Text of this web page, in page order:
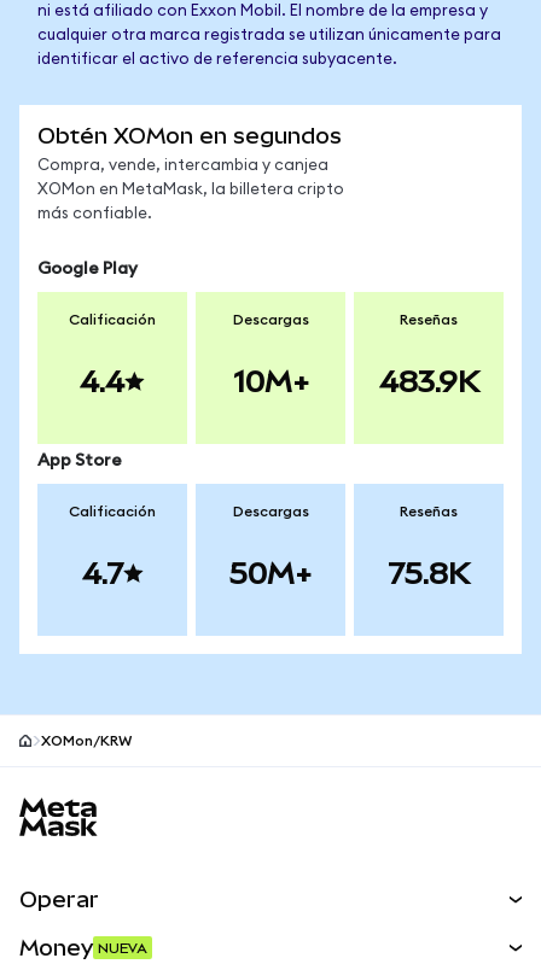
ni está afiliado con Exxon Mobil. El nombre de la empresa y
cualquier otra marca registrada se utilizan únicamente para
identificar el activo de referencia subyacente.
Obtén XOMon en segundos
Compra, vende, intercambia y canjea
XOMon en MetaMask, la billetera cripto
más confiable.
Google Play
Calificación
4.4
Descargas
10M+
Reseñas
483.9K
App Store
Calificación
4.7
Descargas
50M+
Reseñas
75.8K
XOMon/KRW
Operar
Money NUEVA